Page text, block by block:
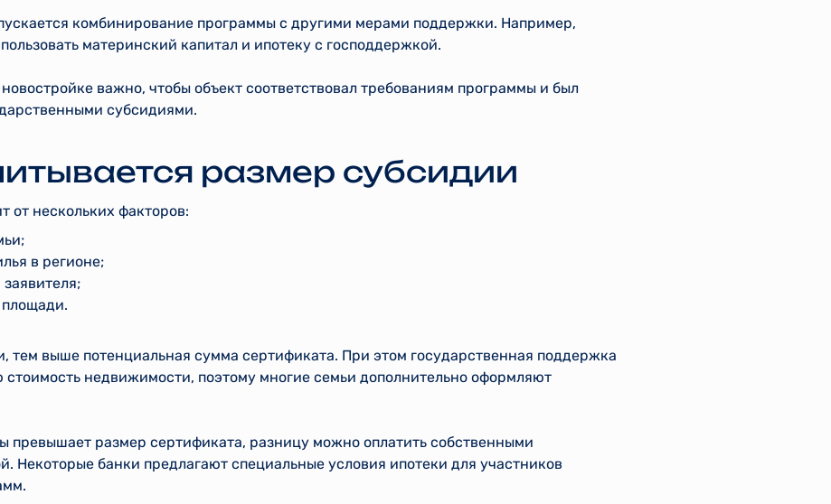
комбинирование программы с другими мерами поддержки. Например,
материнский капитал и ипотеку с господдержкой.
важно, чтобы объект соответствовал требованиям программы и был
субсидиями.
размер субсидии
от нескольких факторов:
в регионе;
тем выше потенциальная сумма сертификата. При этом государственная поддержка
стоимость недвижимости, поэтому многие семьи дополнительно оформляют
превышает размер сертификата, разницу можно оплатить собственными
Некоторые банки предлагают специальные условия ипотеки для участников